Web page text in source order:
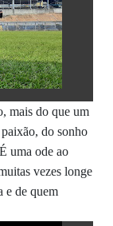
mais do que um
do sonho
uma ode ao
vezes longe
e de quem